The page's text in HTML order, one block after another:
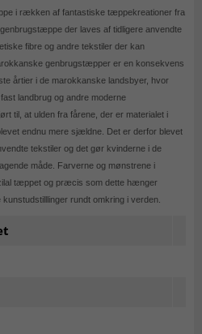
i rækken af fantastiske tæppekreationer fra
der laves af tidligere anvendte
fibre og andre tekstiler der kan
genbrugstæpper er en konsekvens
årtier i de marokkanske landsbyer, hvor
landbrug og andre moderne
til, at ulden fra fårene, der er materialet i
endnu mere sjældne. Det er derfor blevet
tekstiler og det gør kvinderne i de
måde. Farverne og mønstrene i
tæppet og præcis som dette hænger
rundt omkring i verden.